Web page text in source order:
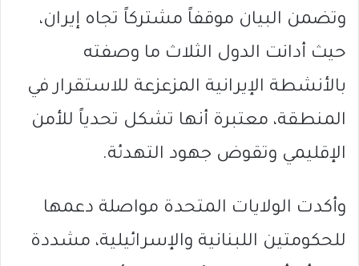
وتضمن البيان موقفاً مشتركاً تجاه إيران،
حيث أدانت الدول الثلاث ما وصفته
بالأنشطة الإيرانية المزعزعة للاستقرار في
المنطقة، معتبرة أنها تشكل تحدياً للأمن
الإقليمي وتقوض جهود التهدئة.
وأكدت الولايات المتحدة مواصلة دعمها
للحكومتين اللبنانية والإسرائيلية، مشددة